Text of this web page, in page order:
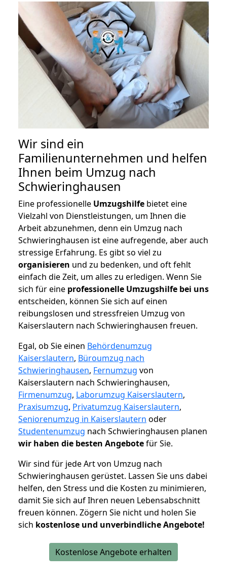
Wir sind ein
Familienunternehmen und helfen
Ihnen beim Umzug nach
Schwieringhausen
Eine professionelle Umzugshilfe bietet eine
Vielzahl von Dienstleistungen, um Ihnen die
Arbeit abzunehmen, denn ein Umzug nach
Schwieringhausen ist eine aufregende, aber auch
stressige Erfahrung. Es gibt so viel zu
organisieren und zu bedenken, und oft fehlt
einfach die Zeit, um alles zu erledigen. Wenn Sie
sich für eine professionelle Umzugshilfe bei uns
entscheiden, können Sie sich auf einen
reibungslosen und stressfreien Umzug von
Kaiserslautern nach Schwieringhausen freuen.
Egal, ob Sie einen Behördenumzug
Kaiserslautern, Büroumzug nach
Schwieringhausen, Fernumzug von
Kaiserslautern nach Schwieringhausen,
Firmenumzug, Laborumzug Kaiserslautern,
Praxisumzug, Privatumzug Kaiserslautern,
Seniorenumzug in Kaiserslautern oder
Studentenumzug nach Schwieringhausen planen
wir haben die besten Angebotefür Sie.
Wir sind für jede Art von Umzug nach
Schwieringhausen gerüstet. Lassen Sie uns dabei
helfen, den Stress und die Kosten zu minimieren,
damit Sie sich auf Ihren neuen Lebensabschnitt
freuen können. Zögern Sie nicht und holen Sie
sich kostenlose und unverbindliche Angebote!
Kostenlose Angebote erhalten